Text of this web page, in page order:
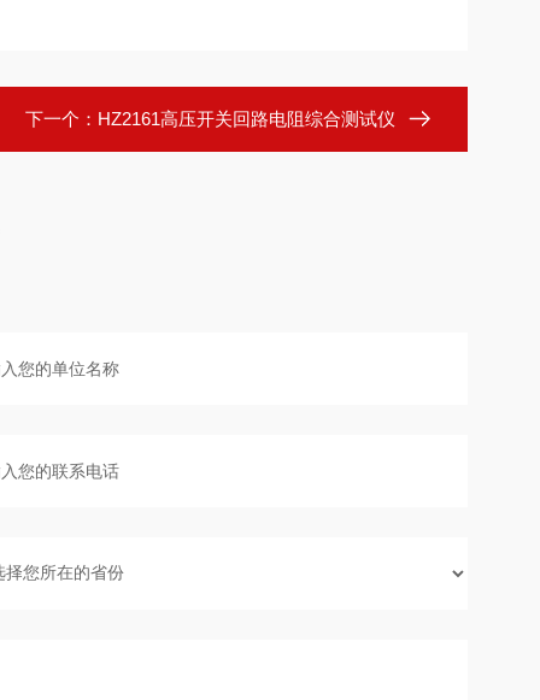
下一个： HZ2161高压开关回路电阻综合测试仪